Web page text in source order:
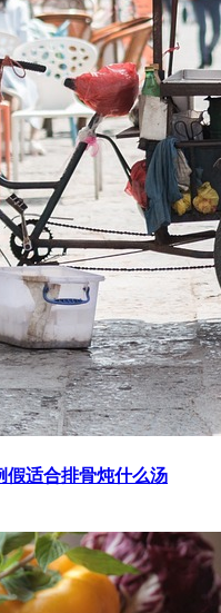
假适合排骨炖什么汤